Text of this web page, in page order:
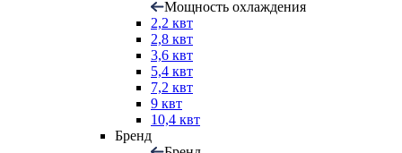
Мощность охлаждения
2,2 квт
2,8 квт
3,6 квт
5,4 квт
7,2 квт
9 квт
10,4 квт
Бренд